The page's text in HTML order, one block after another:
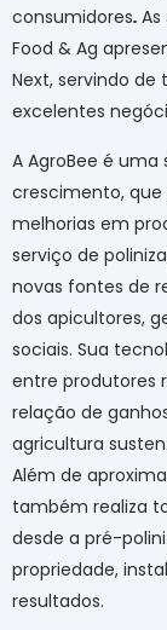
consumidores.
Food & Ag
Next, servindo
excelentes
A AgroBee é
crescimento,
melhorias em
serviço de
novas fontes de
dos apicultores,
sociais. Sua
entre produtores
relação de
agricultura
Além de
também realiza
desde a pré-
propriedade,
resultados.